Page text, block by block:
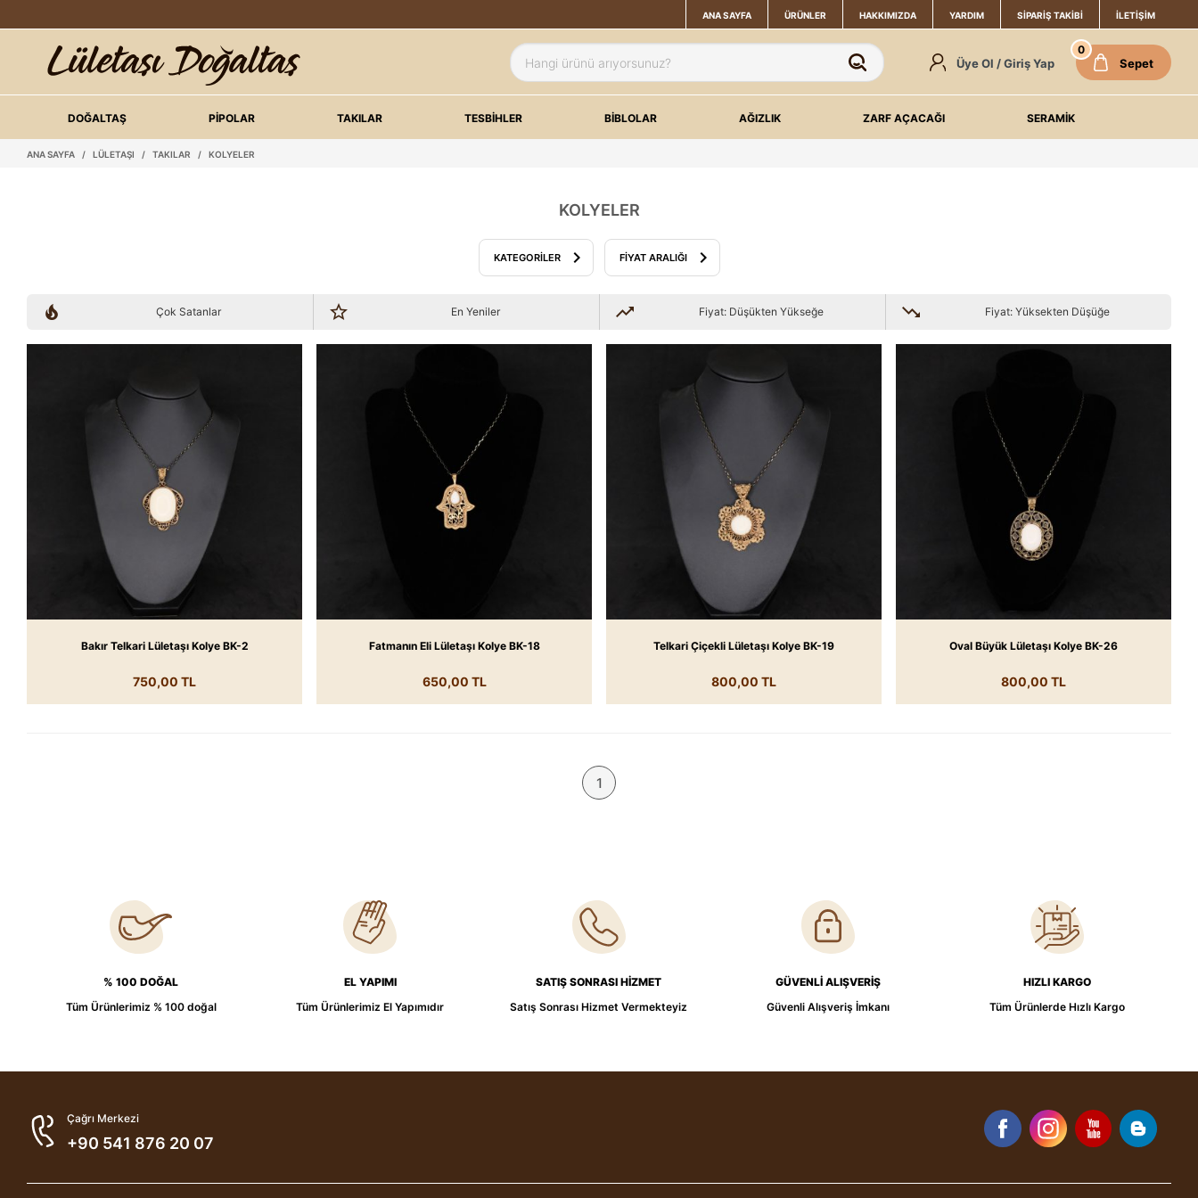
İLETIŞIM
SIPARIŞ TAKIBI
YARDIM
HAKKIMIZDA
ÜRÜNLER
ANA SAYFA
Üye Ol / Giriş Yap Sepet
0
DOĞALTAŞ PİPOLAR TAKILAR TESBİHLER BİBLOLAR AĞIZLIK ZARF AÇACAĞI SERAMİK
ANA SAYFA / LÜLETAŞI / TAKILAR / KOLYELER
KOLYELER
KATEGORILER FIYAT ARALIĞI
Çok Satanlar En Yeniler Fiyat: Düşükten Yükseğe Fiyat: Yüksekten Düşüğe
Bakır Telkari Lületaşı Kolye BK-2
750,00 TL
Fatmanın Eli Lületaşı Kolye BK-18
650,00 TL
Telkari Çiçekli Lületaşı Kolye BK-19
800,00 TL
Oval Büyük Lületaşı Kolye BK-26
800,00 TL
1
% 100 DOĞAL
Tüm Ürünlerimiz % 100 doğal
EL YAPIMI
Tüm Ürünlerimiz El Yapımıdır
SATIŞ SONRASI HİZMET
Satış Sonrası Hizmet Vermekteyiz
GÜVENLİ ALIŞVERİŞ
Güvenli Alışveriş İmkanı
HIZLI KARGO
Tüm Ürünlerde Hızlı Kargo
Çağrı Merkezi
+90 541 876 20 07